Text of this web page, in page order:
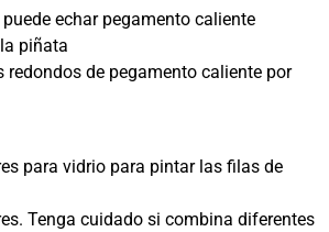
echar pegamento caliente
piñata
redondos de pegamento caliente por
para vidrio para pintar las filas de
Tenga cuidado si combina diferentes